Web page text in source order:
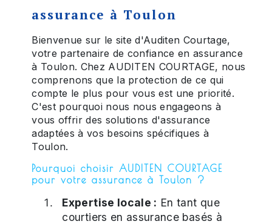
assurance à Toulon
Bienvenue sur le site d'Auditen Courtage,
votre partenaire de confiance en assurance
à Toulon. Chez AUDITEN COURTAGE, nous
comprenons que la protection de ce qui
compte le plus pour vous est une priorité.
C'est pourquoi nous nous engageons à
vous offrir des solutions d'assurance
adaptées à vos besoins spécifiques à
Toulon.
Pourquoi choisir AUDITEN COURTAGE
pour votre assurance à Toulon ?
Expertise locale : En tant que
courtiers en assurance basés à